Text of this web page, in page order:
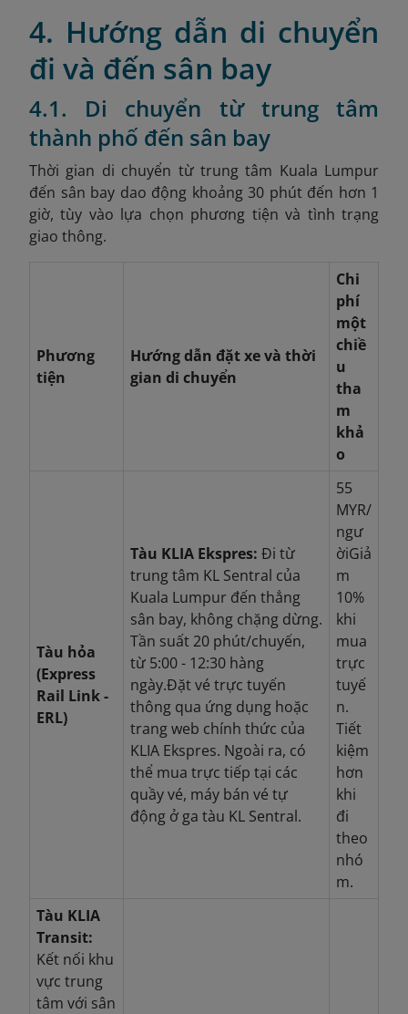
4. Hướng dẫn di chuyển
đi và đến sân bay
4.1. Di chuyển từ trung tâm
thành phố đến sân bay
Thời gian di chuyển từ trung tâm Kuala Lumpur
đến sân bay dao động khoảng 30 phút đến hơn 1
giờ, tùy vào lựa chọn phương tiện và tình trạng
giao thông.
Phương
tiện
Hướng dẫn đặt xe và thời
gian di chuyển
Chi
phí
một
chiề
u
tha
m
khả
o
Tàu hỏa
(Express
Rail Link -
ERL)
Tàu KLIA Ekspres: Đi từ
trung tâm KL Sentral của
Kuala Lumpur đến thẳng
sân bay, không chặng dừng.
Tần suất 20 phút/chuyến,
từ 5:00 - 12:30 hàng
ngày.Đặt vé trực tuyến
thông qua ứng dụng hoặc
trang web chính thức của
KLIA Ekspres. Ngoài ra, có
thể mua trực tiếp tại các
quầy vé, máy bán vé tự
động ở ga tàu KL Sentral.
55
MYR/
ngư
ờiGiả
m
10%
khi
mua
trực
tuyế
n.
Tiết
kiệm
hơn
khi
đi
theo
nhó
m.
Tàu KLIA
Transit:
Kết nối khu
vực trung
tâm với sân